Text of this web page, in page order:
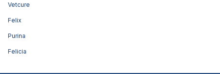
Vetcure
Felix
Purina
Felicia